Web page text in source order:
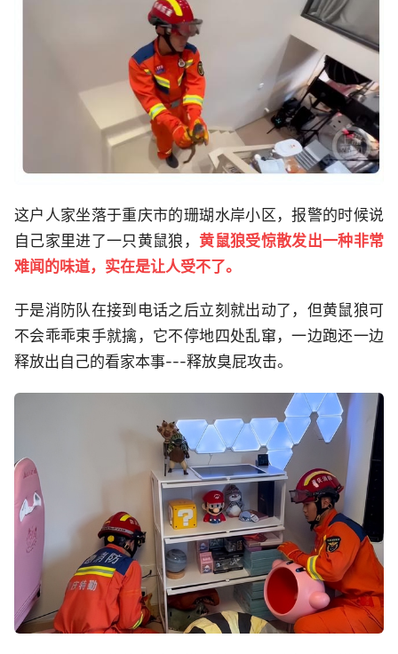
这户人家坐落于重庆市的珊瑚水岸小区，报警的时候说
自己家里进了一只黄鼠狼， 黄鼠狼受惊散发出一种非常
难闻的味道，实在是让人受不了。
于是消防队在接到电话之后立刻就出动了，但黄鼠狼可
不会乖乖束手就擒，它不停地四处乱窜，一边跑还一边
释放出自己的看家本事---释放臭屁攻击。